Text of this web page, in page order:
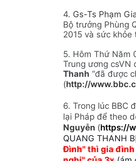
4. Gs-Ts Phạm
Bộ trưởng Phùng
2015 và sức
5. Hôm Thứ Năm
Trung ương csVN
Thanh “đã được
(http://
6. Trong lúc BBC
lại Pháp để theo
Nguyễn (https://
QUANG THANH
Đình" thì gia đình